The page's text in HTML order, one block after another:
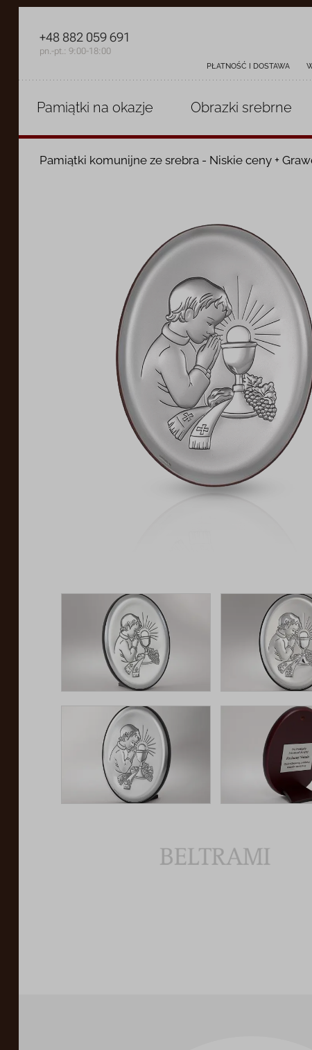
PŁATNOŚĆ I DOSTAWA
+48 882 059 691
pn.-pt.: 9:00-18:00
Pamiątki na okazje Obrazki srebrne
Pamiątki komunijne ze srebra - Niskie ceny +